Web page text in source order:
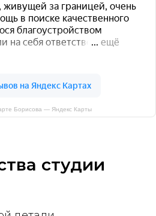
Борисова — Яндекс Карты
студии